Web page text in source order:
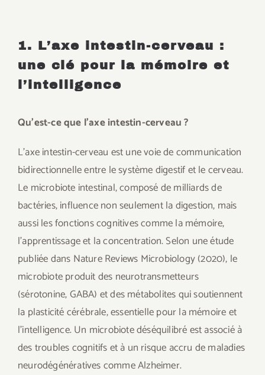
1. L’axe intestin-cerveau :
une clé pour la mémoire et
l’intelligence
Qu’est-ce que l’axe intestin-cerveau ?
L’axe intestin-cerveau est une voie de communication
bidirectionnelle entre le système digestif et le cerveau.
Le microbiote intestinal, composé de milliards de
bactéries, influence non seulement la digestion, mais
aussi les fonctions cognitives comme la mémoire,
l’apprentissage et la concentration. Selon une étude
publiée dans Nature Reviews Microbiology (2020), le
microbiote produit des neurotransmetteurs
(sérotonine, GABA) et des métabolites qui soutiennent
la plasticité cérébrale, essentielle pour la mémoire et
l’intelligence. Un microbiote déséquilibré est associé à
des troubles cognitifs et à un risque accru de maladies
neurodégénératives comme Alzheimer.